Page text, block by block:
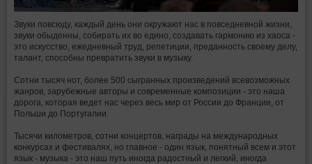
Звуки повсюду, каждый день они окружают нас в повседневной жизни,
звуки обыденны, собирать их во едино, создавать гармонию из хаоса -
это искусство, ежедневный труд, репетиции, преданность своему делу,
талант, способны превратить звуки в музыку.
Сотни тысяч нот, более 500 сыгранных произведений всевозможных
жанров, зарубежные авторы и современные композиции - это наша
дорога, которая ведет нас через весь мир от России до Франции, от
Польши до Португалии.
Тысячи километров, сотни концертов, награды на международных
конкурсах и фестивалях, но главное - один язык, понятный всем и этот
язык - музыка - это наш путь иногда радостный и легкий, иногда